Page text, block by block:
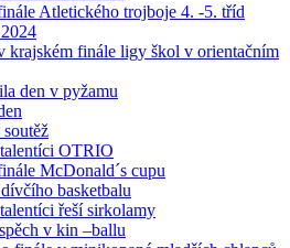
Atletického trojboje 4. -5. tříd
krajském finále ligy škol v orientačním
den v pyžamu
OTRIO
McDonald´s cupu
basketbalu
řeší sirkolamy
v kin –ballu